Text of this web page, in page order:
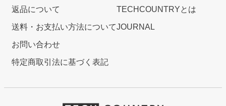
返品について
送料・お支払い方法について
お問い合わせ
特定商取引法に基づく表記
TECHCOUNTRYとは
JOURNAL